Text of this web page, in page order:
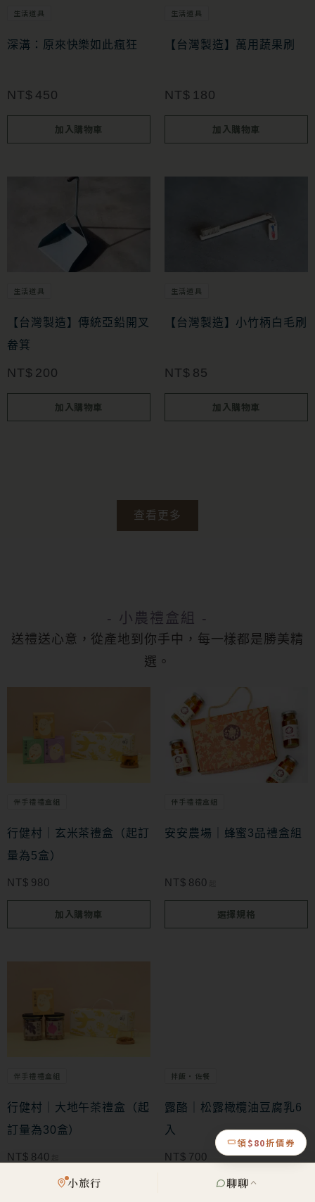
項
生活道具
深溝：原來快樂如此瘋狂
NT$ 450
加入購物車
生活道具
【台灣製造】萬用蔬果刷
NT$ 180
加入購物車
生活道具
【台灣製造】傳統亞鉛開叉
畚箕
NT$ 200
加入購物車
生活道具
【台灣製造】小竹柄白毛刷
NT$ 85
加入購物車
查看更多
- 小農禮盒組 -
送禮送心意，從產地到你手中，每一樣都是勝美精
選。
伴手禮禮盒組
行健村｜玄米茶禮盒（起訂
量為5盒）
NT$ 980
加入購物車
伴手禮禮盒組
安安農場｜蜂蜜3品禮盒組
NT$ 860
選擇規格
產
品
有
款
可
在
項
伴手禮禮盒組
行健村｜大地午茶禮盒（起
訂量為30盒）
NT$ 840
選擇規格
款
式。
可
拌飯・佐餐
露酪｜松露橄欖油豆腐乳6
入
NT$ 700
加入購物車
領$80折價券
小旅行 聊聊